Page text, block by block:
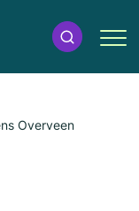
Overveen